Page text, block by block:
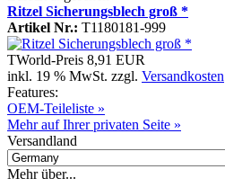
Ritzel Sicherungsblech groß *
Artikel Nr.: T1180181-999
TWorld-Preis 8,91 EUR
inkl. 19 % MwSt. zzgl. Versandkosten
Features:
OEM-Teileliste »
Mehr auf Ihrer privaten Seite »
Versandland
Mehr über...